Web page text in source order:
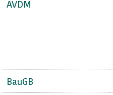
AVDM
BauGB